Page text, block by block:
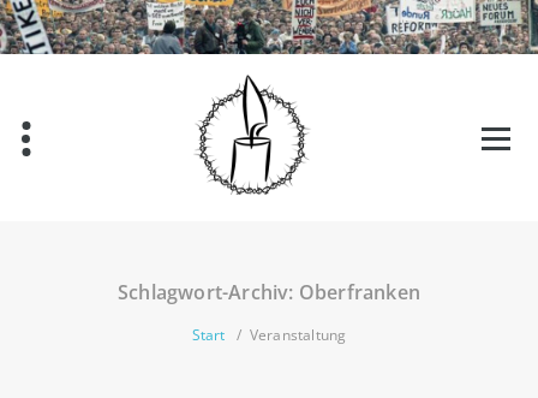
Zum
Inhalt
springen
Schlagwort-Archiv: Oberfranken
Start / Veranstaltung